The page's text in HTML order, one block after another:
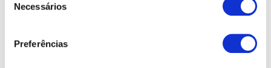
Necessários
Preferências